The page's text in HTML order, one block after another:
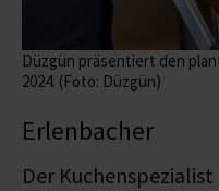
Düzgün präsentiert den
2024. (Foto: Düzgün)
Erlenbacher
Der